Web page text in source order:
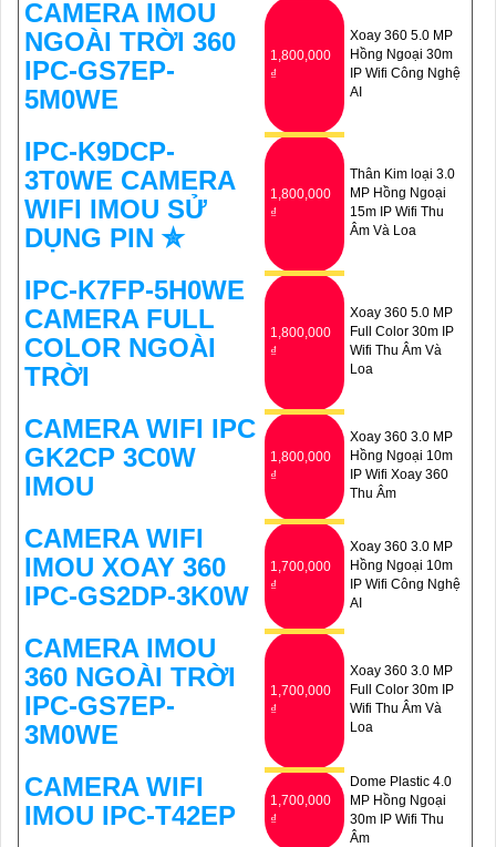
CAMERA IMOU
NGOÀI TRỜI 360
IPC-GS7EP-
5M0WE
1,800,000
₫
Xoay 360 5.0 MP
Hồng Ngoại 30m
IP Wifi Công Nghệ
AI
IPC-K9DCP-
3T0WE CAMERA
WIFI IMOU SỬ
DỤNG PIN ✮
1,800,000
₫
Thân Kim loại 3.0
MP Hồng Ngoại
15m IP Wifi Thu
Âm Và Loa
IPC-K7FP-5H0WE
CAMERA FULL
COLOR NGOÀI
TRỜI
1,800,000
₫
Xoay 360 5.0 MP
Full Color 30m IP
Wifi Thu Âm Và
Loa
CAMERA WIFI IPC
GK2CP 3C0W
IMOU
1,800,000
₫
Xoay 360 3.0 MP
Hồng Ngoại 10m
IP Wifi Xoay 360
Thu Âm
CAMERA WIFI
IMOU XOAY 360
IPC-GS2DP-3K0W
1,700,000
₫
Xoay 360 3.0 MP
Hồng Ngoại 10m
IP Wifi Công Nghệ
AI
CAMERA IMOU
360 NGOÀI TRỜI
IPC-GS7EP-
3M0WE
1,700,000
₫
Xoay 360 3.0 MP
Full Color 30m IP
Wifi Thu Âm Và
Loa
CAMERA WIFI
IMOU IPC-T42EP
1,700,000
₫
Dome Plastic 4.0
MP Hồng Ngoại
30m IP Wifi Thu
Âm